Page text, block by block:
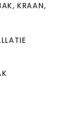
KRAAN,